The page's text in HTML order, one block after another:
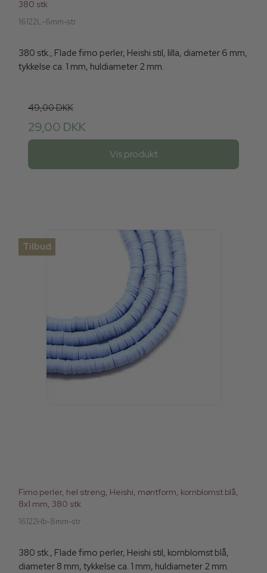
380 stk
16122L-6mm-str
380 stk., Flade fimo perler, Heishi stil, lilla, diameter 6 mm,
tykkelse ca. 1 mm, huldiameter 2 mm.
49,00 DKK
29,00 DKK
Vis produkt
Tilbud
Fimo perler, hel streng, Heishi, møntform, kornblomst blå,
8x1 mm, 380 stk
16122Hb-8mm-str
380 stk., Flade fimo perler, Heishi stil, kornblomst blå,
diameter 8 mm, tykkelse ca. 1 mm, huldiameter 2 mm.